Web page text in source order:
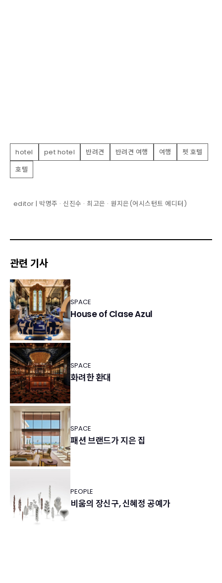
hotel pet hotel 반려견 반려견 여행 여행
펫 호텔
호텔
editor | 박명주 · 신진수 · 최고은 · 원지은(어시스턴트 에디터)
관련 기사
SPACE
House of Clase Azul
SPACE
화려한 환대
SPACE
패션 브랜드가 지은 집
PEOPLE
비움의 장신구, 신혜정 공예가